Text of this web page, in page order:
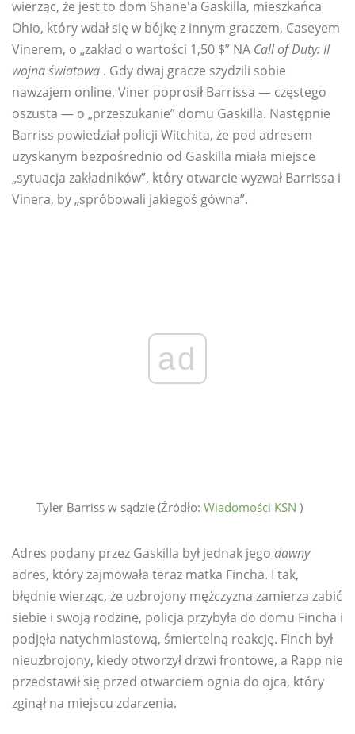
wierząc, że jest to dom Shane'a Gaskilla, mieszkańca
Ohio, który wdał się w bójkę z innym graczem, Caseyem
Vinerem, o „zakład o wartości 1,50 $” NA Call of Duty: II
wojna światowa . Gdy dwaj gracze szydzili sobie
nawzajem online, Viner poprosił Barrissa — częstego
oszusta — o „przeszukanie” domu Gaskilla. Następnie
Barriss powiedział policji Witchita, że ​​pod adresem
uzyskanym bezpośrednio od Gaskilla miała miejsce
„sytuacja zakładników”, który otwarcie wyzwał Barrissa i
Vinera, by „spróbowali jakiegoś gówna”.
ad
Tyler Barriss w sądzie (Źródło: Wiadomości KSN )
Adres podany przez Gaskilla był jednak jego dawny
adres, który zajmowała teraz matka Fincha. I tak,
błędnie wierząc, że uzbrojony mężczyzna zamierza zabić
siebie i swoją rodzinę, policja przybyła do domu Fincha i
podjęła natychmiastową, śmiertelną reakcję. Finch był
nieuzbrojony, kiedy otworzył drzwi frontowe, a Rapp nie
przedstawił się przed otwarciem ognia do ojca, który
zginął na miejscu zdarzenia.